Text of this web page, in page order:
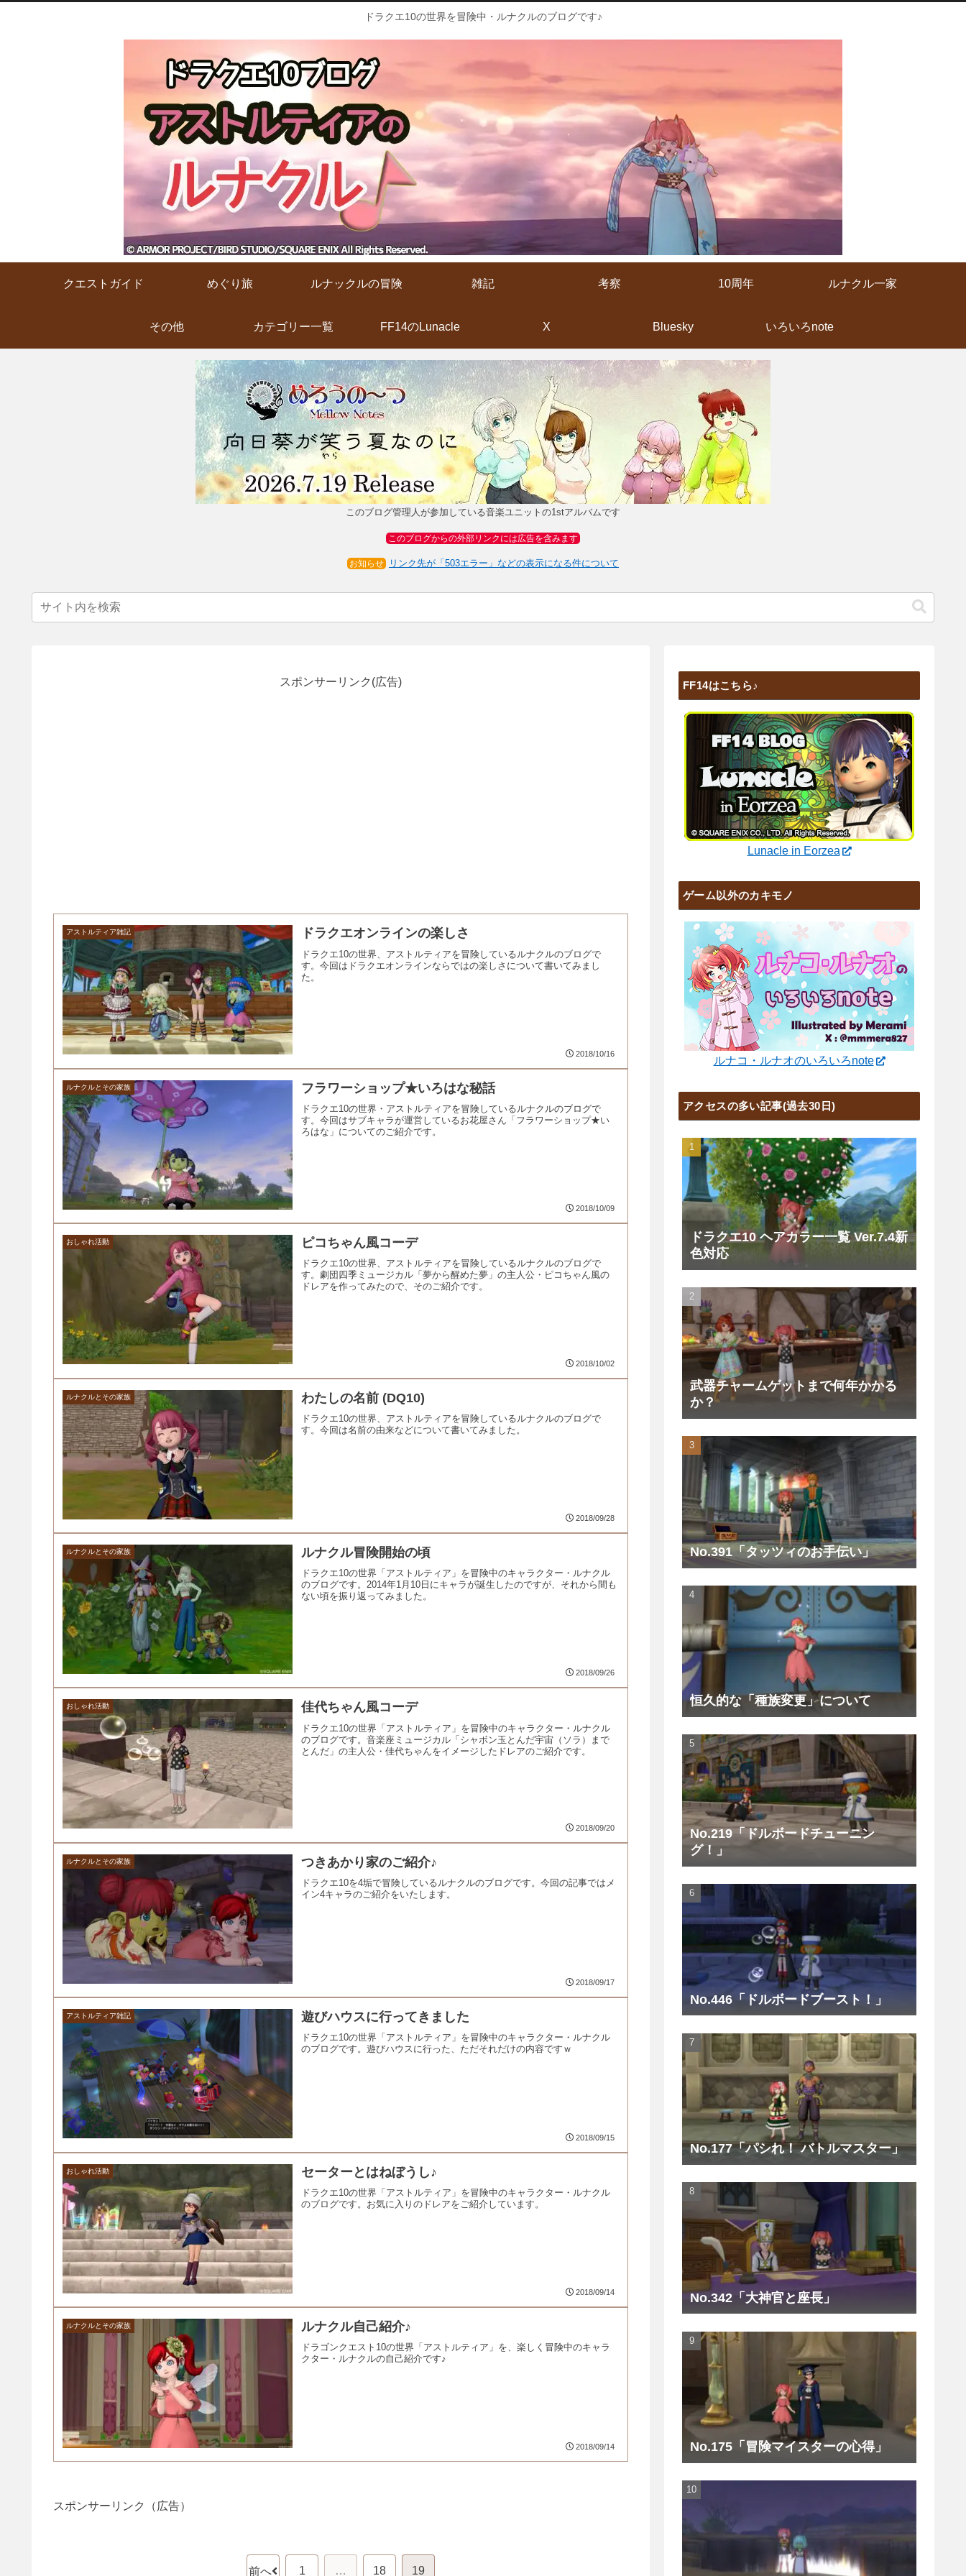
ドラクエ10の世界を冒険中・ルナクルのブログです♪
クエストガイド めぐり旅 ルナックルの冒険 雑記 考察 10周年 ルナクル一家
その他 カテゴリー一覧 FF14のLunacle X Bluesky いろいろnote
このブログ管理人が参加している音楽ユニットの1stアルバムです
このブログからの外部リンクには広告を含みます
お知らせ リンク先が「503エラー」などの表示になる件について
スポンサーリンク(広告)
アストルティア雑記 ドラクエオンラインの楽しさ
ドラクエ10の世界、アストルティアを冒険しているルナクルのブログで
す。今回はドラクエオンラインならではの楽しさについて書いてみまし
た。
2018/10/16
ルナクルとその家族 フラワーショップ★いろはな秘話
ドラクエ10の世界・アストルティアを冒険しているルナクルのブログで
す。今回はサブキャラが運営しているお花屋さん「フラワーショップ★い
ろはな」についてのご紹介です。
2018/10/09
おしゃれ活動 ピコちゃん風コーデ
ドラクエ10の世界、アストルティアを冒険しているルナクルのブログで
す。劇団四季ミュージカル「夢から醒めた夢」の主人公・ピコちゃん風の
ドレアを作ってみたので、そのご紹介です。
2018/10/02
ルナクルとその家族 わたしの名前 (DQ10)
ドラクエ10の世界、アストルティアを冒険しているルナクルのブログで
す。今回は名前の由来などについて書いてみました。
2018/09/28
ルナクルとその家族 ルナクル冒険開始の頃
ドラクエ10の世界「アストルティア」を冒険中のキャラクター・ルナクル
のブログです。2014年1月10日にキャラが誕生したのですが、それから間も
ない頃を振り返ってみました。
2018/09/26
おしゃれ活動 佳代ちゃん風コーデ
ドラクエ10の世界「アストルティア」を冒険中のキャラクター・ルナクル
のブログです。音楽座ミュージカル「シャボン玉とんだ宇宙（ソラ）まで
とんだ」の主人公・佳代ちゃんをイメージしたドレアのご紹介です。
2018/09/20
ルナクルとその家族 つきあかり家のご紹介♪
ドラクエ10を4垢で冒険しているルナクルのブログです。今回の記事ではメ
イン4キャラのご紹介をいたします。
2018/09/17
アストルティア雑記 遊びハウスに行ってきました
ドラクエ10の世界「アストルティア」を冒険中のキャラクター・ルナクル
のブログです。遊びハウスに行った、ただそれだけの内容ですｗ
2018/09/15
おしゃれ活動 セーターとはねぼうし♪
ドラクエ10の世界「アストルティア」を冒険中のキャラクター・ルナクル
のブログです。お気に入りのドレアをご紹介しています。
2018/09/14
ルナクルとその家族 ルナクル自己紹介♪
ドラゴンクエスト10の世界「アストルティア」を、楽しく冒険中のキャラ
クター・ルナクルの自己紹介です♪
2018/09/14
FF14はこちら♪
Lunacle in Eorzea
ゲーム以外のカキモノ
ルナコ・ルナオのいろいろnote
アクセスの多い記事(過去30日)
ドラクエ10 ヘアカラー一覧 Ver.7.4新
色対応
武器チャームゲットまで何年かかる
か？
No.391「タッツィのお手伝い」
恒久的な「種族変更」について
No.219「ドルボードチューニン
グ！」
No.446「ドルボードブースト！」
No.177「パシれ！ バトルマスター」
No.342「大神官と座長」
No.175「冒険マイスターの心得」